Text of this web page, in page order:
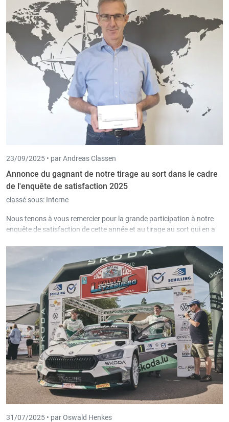
23/09/2025 • par Andreas Classen
Annonce du gagnant de notre tirage au sort dans le cadre
de l'enquête de satisfaction 2025
classé sous: Interne
Nous tenons à vous remercier pour la grande participation à notre
enquête de satisfaction de cette année et au tirage au sort qui en a
31/07/2025 • par Oswald Henkes